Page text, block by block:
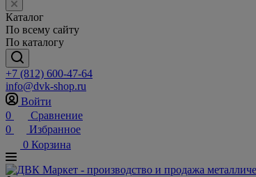
Каталог
По всему сайту
По каталогу
+7 (812) 600-47-64
info@dvk-shop.ru
Войти
0
Сравнение
0
Избранное
0 Корзина